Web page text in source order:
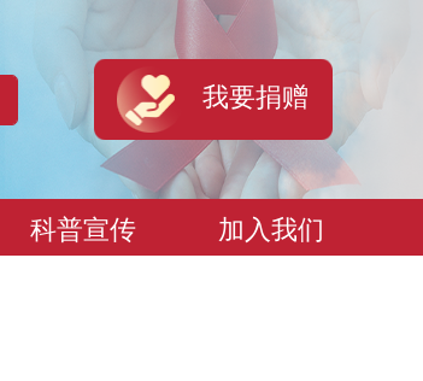
我要捐赠
科普宣传 加入我们